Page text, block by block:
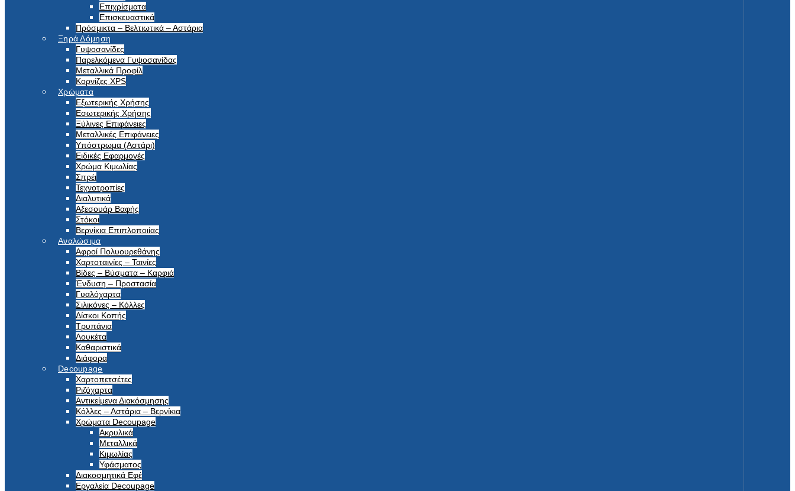
Επιχρίσματα
Επισκευαστικά
Πρόσμικτα – Βελτιωτικά – Αστάρια
Ξηρά Δόμηση
Γυψοσανίδες
Παρελκόμενα Γυψοσανίδας
Μεταλλικά Προφίλ
Κορνίζες XPS
Χρώματα
Εξωτερικής Χρήσης
Εσωτερικής Χρήσης
Ξύλινες Επιφάνειες
Μεταλλικές Επιφάνειες
Υπόστρωμα (Αστάρι)
Ειδικές Εφαρμογές
Χρώμα Κιμωλίας
Σπρέι
Τεχνοτροπίες
Διαλυτικά
Αξεσουάρ Βαφής
Στόκοι
Βερνίκια Επιπλοποιίας
Αναλώσιμα
Αφροί Πολυουρεθάνης
Χαρτοταινίες – Ταινίες
Βίδες – Βύσματα – Καρφιά
Ένδυση – Προστασία
Γυαλόχαρτα
Σιλικόνες – Κόλλες
Δίσκοι Κοπής
Τρυπάνια
Λουκέτα
Καθαριστικά
Διάφορα
Decoupage
Χαρτοπετσέτες
Ριζόχαρτα
Αντικείμενα Διακόσμησης
Κόλλες – Αστάρια – Βερνίκια
Χρώματα Decoupage
Ακρυλικά
Μεταλλικά
Κιμωλίας
Υφάσματος
Διακοσμητικά Εφέ
Εργαλεία Decoupage